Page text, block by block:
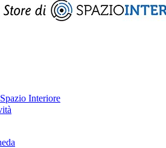
Interiore